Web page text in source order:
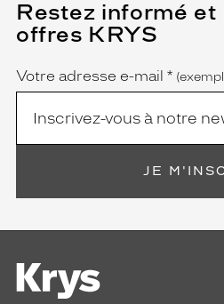
Restez informé et
offres KRYS
Name
Votre adresse e-mail *
(Ce
champ
est
obligatoire)
JE